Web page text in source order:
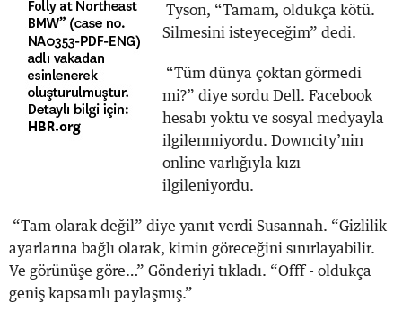
Tyson, “Tamam, oldukça kötü.
Silmesini isteyeceğim” dedi.
“Tüm dünya çoktan görmedi
mi?” diye sordu Dell. Facebook
hesabı yoktu ve sosyal medyayla
ilgilenmiyordu. Downcity’nin
online varlığıyla kızı
ilgileniyordu.
“Tam olarak değil” diye yanıt verdi Susannah. “Gizlilik
ayarlarına bağlı olarak, kimin göreceğini sınırlayabilir.
Ve görünüşe göre…” Gönderiyi tıkladı. “Offf - oldukça
geniş kapsamlı paylaşmış.”